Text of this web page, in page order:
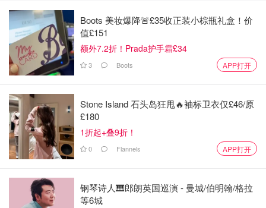
图片来自官网 ，版权属于原作者
百吃不腻的不倒翁原味金拉面，干料包里有香菇片、胡萝卜
丁、葱花和海带，秋冬有时就想来碗热汤暖胃，很推荐大家
试试这款原味金拉面，加点蔬菜火腿更健康哦！（
）
Boots 美妆爆降🚨£35收正装小棕瓶礼盒！价
值£151
额外7.2折！Prada护手霜£34
3 Boots APP打开
Stone Island 石头岛狂甩🔥袖标卫衣仅£46/原
£180
1折起+叠9折！
0 Flannels APP打开
钢琴诗人🎹郎朗英国巡演 - 曼城/伯明翰/格拉
等6城